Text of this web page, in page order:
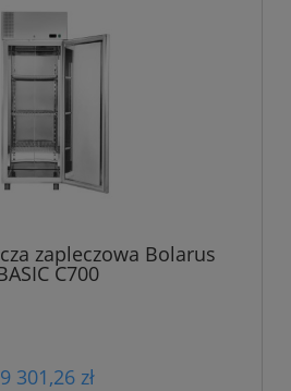
zapleczowa Bolarus
C700
9 301,26 zł